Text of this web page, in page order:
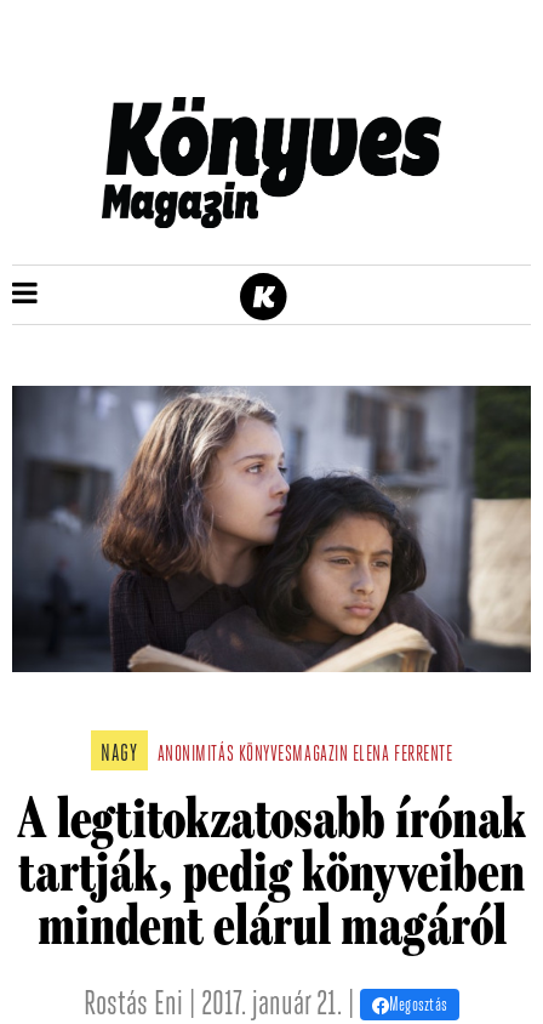
NAGY ANONIMITÁS KÖNYVESMAGAZIN ELENA FERRENTE
A legtitokzatosabb írónak
tartják, pedig könyveiben
mindent elárul magáról
Rostás Eni | 2017. január 21. | Megosztás